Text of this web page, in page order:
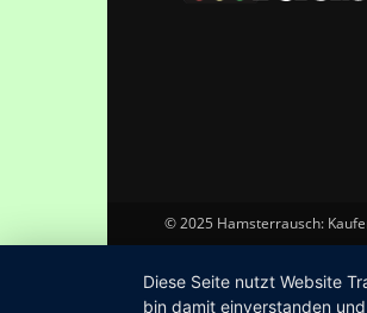
© 2025 Hamsterrausch:
Diese Seite nutzt Website
bin damit einverstanden